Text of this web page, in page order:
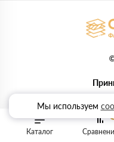
Каталог Политика
Мы используем